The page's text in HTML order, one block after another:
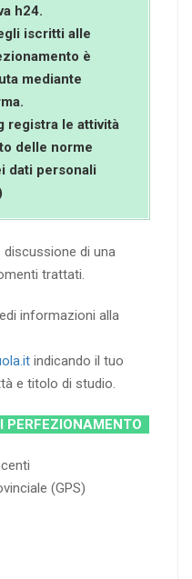
h24.
iscritti alle
è
mediante
registra le attività
delle norme
dati personali
di una
trattati.
informazioni alla
indicando il tuo
e titolo di studio.
PERFEZIONAMENTO
(GPS)